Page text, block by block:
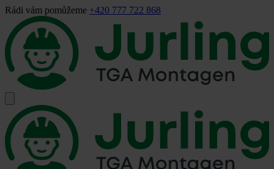
Rádi vám pomůžeme +420 777 722 868